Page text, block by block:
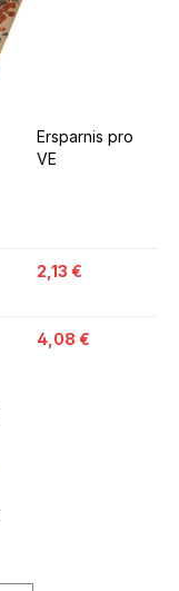
Ersparnis pro
VE
2,13 €
4,08 €